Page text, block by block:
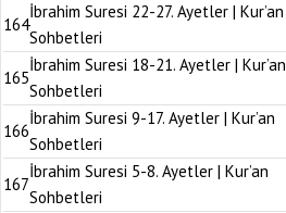
164
İbrahim Suresi 22-27. Ayetler | Kur’an
Sohbetleri
165
İbrahim Suresi 18-21. Ayetler | Kur’an
Sohbetleri
166
İbrahim Suresi 9-17. Ayetler | Kur’an
Sohbetleri
167
İbrahim Suresi 5-8. Ayetler | Kur’an
Sohbetleri